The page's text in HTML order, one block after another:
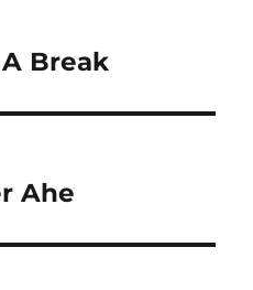
Break
Ahe